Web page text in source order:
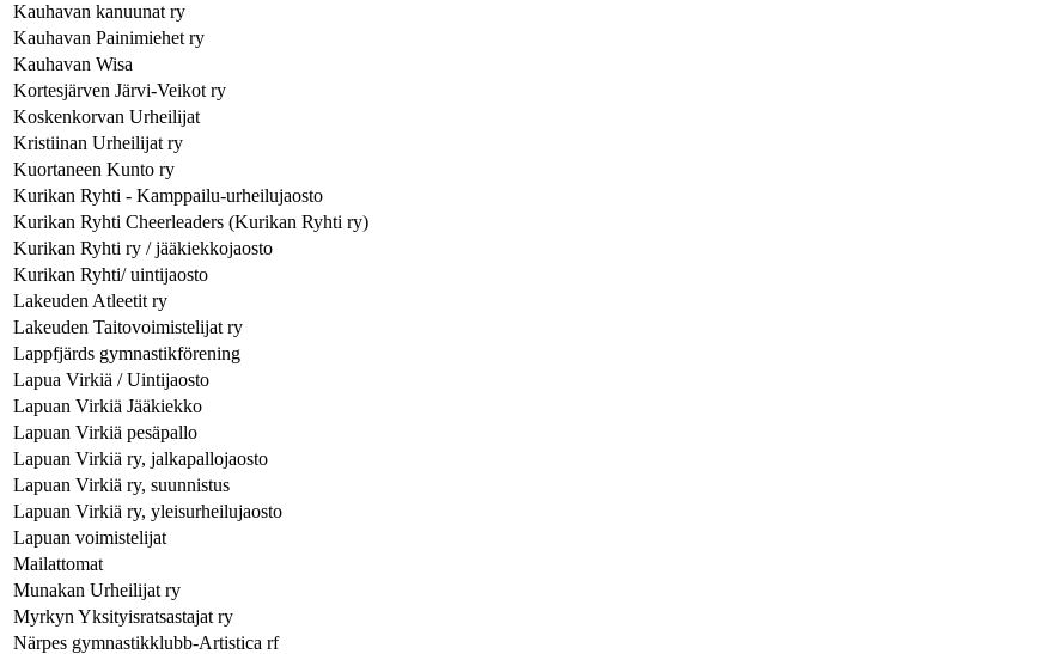
Kauhavan kanuunat ry
Kauhavan Painimiehet ry
Kauhavan Wisa
Kortesjärven Järvi-Veikot ry
Koskenkorvan Urheilijat
Kristiinan Urheilijat ry
Kuortaneen Kunto ry
Kurikan Ryhti - Kamppailu-urheilujaosto
Kurikan Ryhti Cheerleaders (Kurikan Ryhti ry)
Kurikan Ryhti ry / jääkiekkojaosto
Kurikan Ryhti/ uintijaosto
Lakeuden Atleetit ry
Lakeuden Taitovoimistelijat ry
Lappfjärds gymnastikförening
Lapua Virkiä / Uintijaosto
Lapuan Virkiä Jääkiekko
Lapuan Virkiä pesäpallo
Lapuan Virkiä ry, jalkapallojaosto
Lapuan Virkiä ry, suunnistus
Lapuan Virkiä ry, yleisurheilujaosto
Lapuan voimistelijat
Mailattomat
Munakan Urheilijat ry
Myrkyn Yksityisratsastajat ry
Närpes gymnastikklubb-Artistica rf